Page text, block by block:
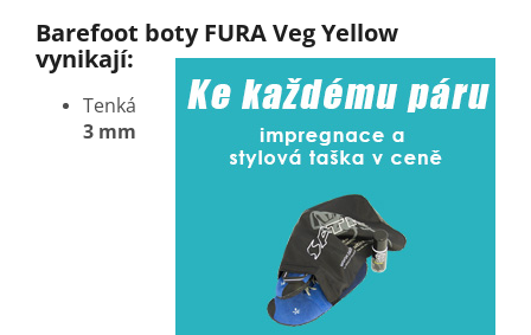
Barefoot boty FURA Veg Yellow
vynikají:
Tenká
3 mm